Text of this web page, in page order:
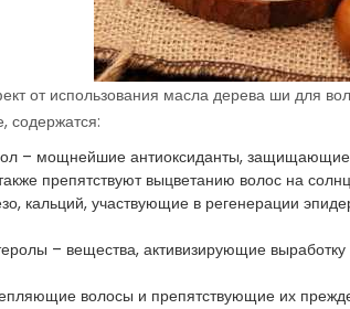
от использования масла дерева ши для
содержатся:
– мощнейшие антиоксиданты, защищающие
препятствуют выцветанию волос на
кальций, участвующие в регенерации
– вещества, активизирующие
волосы и препятствующие их